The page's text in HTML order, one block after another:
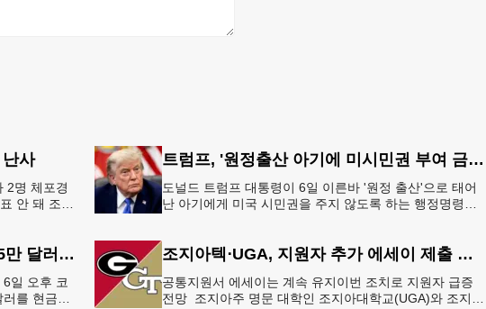
사
2명 체포경
안 돼 조지
트럼프, '원정출산 아기에 미시민권 부여 금지' 행정명령 서명
도널드 트럼프 대통령이 6일 이른바 '원정 출산'으로 태어
난 아기에게 미국 시민권을 주지 않도록 하는 행정명령에
릭 케이스 기아 코리안페스티벌에 5만 달러 후원
일 오후 코
를 현금으
조지아텍⋅UGA, 지원자 추가 에세이 제출 폐지
공통지원서 에세이는 계속 유지이번 조치로 지원자 급증
전망 조지아주 명문 대학인 조지아대학교(UGA)와 조지아